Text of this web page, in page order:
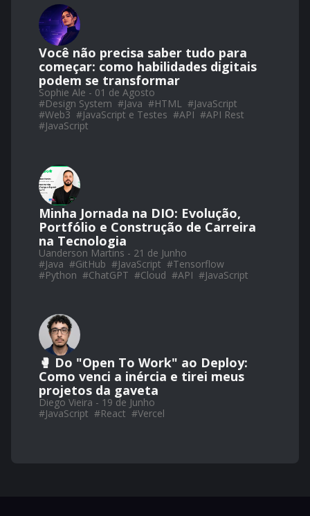
Você não precisa saber tudo para
começar: como habilidades digitais
podem se transformar
Sophie Ale - 01 de Agosto
#Design System #Java #HTML #JavaScript
#Web3 #JavaScript e Testes #API #API Rest
#JavaScript
Minha Jornada na DIO: Evolução,
Portfólio e Construção de Carreira
na Tecnologia
Uanderson Martins - 21 de Junho
#Java #GitHub #JavaScript #Tensorflow
#Python #ChatGPT #Cloud #API #JavaScript
🥊 Do "Open To Work" ao Deploy:
Como venci a inércia e tirei meus
projetos da gaveta
Diego Vieira - 19 de Junho
#JavaScript #React #Vercel